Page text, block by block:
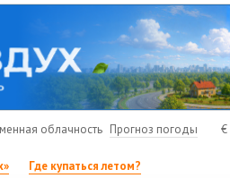
облачность Прогноз погоды €
Где купаться летом?